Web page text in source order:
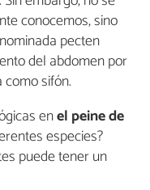
conocemos, sino
pecten
del abdomen por
sifón.
enel peine de
especies?
puede tener un